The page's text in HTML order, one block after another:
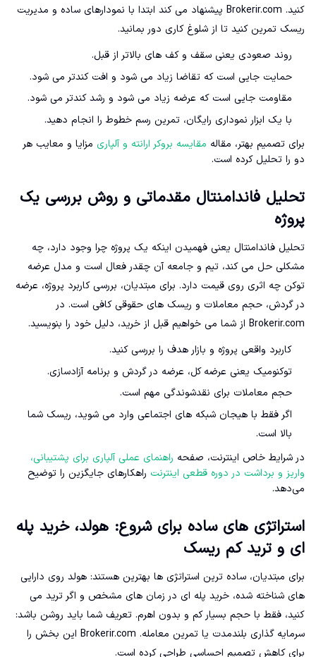
کنید. Brokerir.com پیشنهاد می کند ابتدا با نمودارهای ساده و مدیریت
ریسک تمرین کنید تا از شلوغ کاری دور بمانید.
روند صعودی یعنی سقف و کف های بالاتر از قبل.
حمایت جایی است که تقاضا زیاد می شود و افت کندتر می شود.
مقاومت جایی است که عرضه زیاد می شود و رشد کندتر می شود.
با یک ابزار نموداری رایگان، تمرین رسم خطوط را انجام دهید.
برای تصمیم بهتر، مقاله مقایسه بروکر ارانته و آلپاری مزایا و معایب هر
دو را تحلیل کرده است.
تحلیل فاندامنتال مقدماتی و روش بررسی یک
پروژه
تحلیل فاندامنتال یعنی فهمیدن اینکه یک پروژه چرا وجود دارد، چه
مشکلی حل می کند، تیم و جامعه آن چقدر فعال است و مدل عرضه
توکن چه اثری روی قیمت دارد. برای مبتدیان، بررسی کاربرد پروژه، عرضه
در گردش، حجم معاملات و ریسک های حقوقی کافی است. در
Brokerir.com از شما می خواهیم قبل از خرید، دلیل خود را بنویسید.
کاربرد واقعی پروژه و بازار هدف را بررسی کنید.
توکنومیک یعنی عرضه کل، عرضه در گردش و برنامه آزادسازی.
حجم معاملات برای نقدشوندگی مهم است.
اگر فقط با هیجان شبکه های اجتماعی وارد می شوید، ریسک شما
بالا است.
در شرایط خاص اینترنت، صفحه راهنمای عملی آلپاری برای پشتیبانی،
واریز و برداشت در دوره قطعی اینترنت راهکارهای جایگزین را توضیح
می‌دهد.
استراتژی های ساده برای شروع: هولد، خرید پله
ای و ترید کم ریسک
برای مبتدیان، ساده ترین استراتژی ها بهترین هستند: هولد روی دارایی
های شناخته شده، خرید پله ای در زمان های مشخص و اگر ترید می
کنید، فقط با حجم بسیار کم و بدون اهرم. تعریف شما باید روشن باشد:
سرمایه گذاری بلندمدت یا تمرین معامله. Brokerir.com این بخش را
برای کاهش تصمیم احساسی طراحی کرده است.